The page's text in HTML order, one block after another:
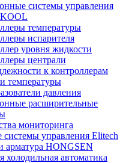
системы управления
температуры
испарителя
уровня жидкости
централи
к контроллерам
температуры
давления
расширительные
мониторинга
управления Elitech
арматура HONGSEN
холодильная автоматика